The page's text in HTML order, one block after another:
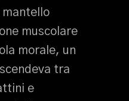
mantello
muscolare
morale, un
tra
e